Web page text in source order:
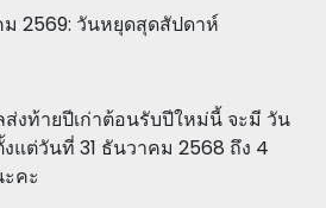
2569: วันหยุดสุดสัปดาห์
งท้ายปีเก่าต้อนรับปีใหม่นี้ จะมี วัน
แต่วันที่ 31 ธันวาคม 2568 ถึง 4
คะ